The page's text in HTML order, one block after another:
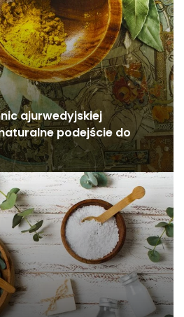
ajurwedyjskiej
podejście do